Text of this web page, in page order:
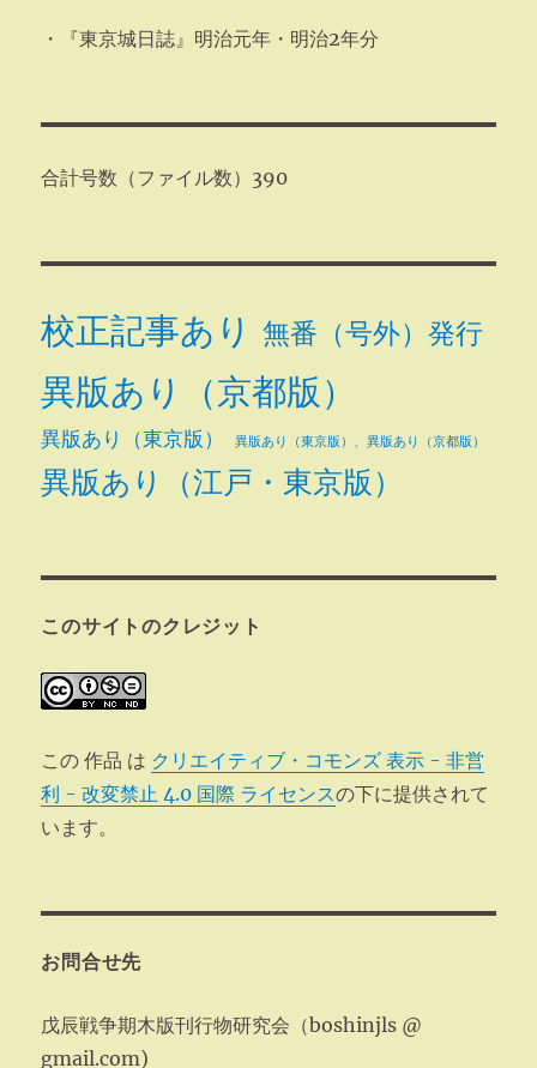
・『東京城日誌』明治元年・明治2年分
合計号数（ファイル数）390
校正記事あり 無番（号外）発行
異版あり（京都版）
異版あり（東京版） 異版あり（東京版）、異版あり（京都版）
異版あり（江戸・東京版）
このサイトのクレジット
この 作品 は クリエイティブ・コモンズ 表示 - 非営
利 - 改変禁止 4.0 国際 ライセンスの下に提供されて
います。
お問合せ先
戊辰戦争期木版刊行物研究会（boshinjls @
gmail.com)